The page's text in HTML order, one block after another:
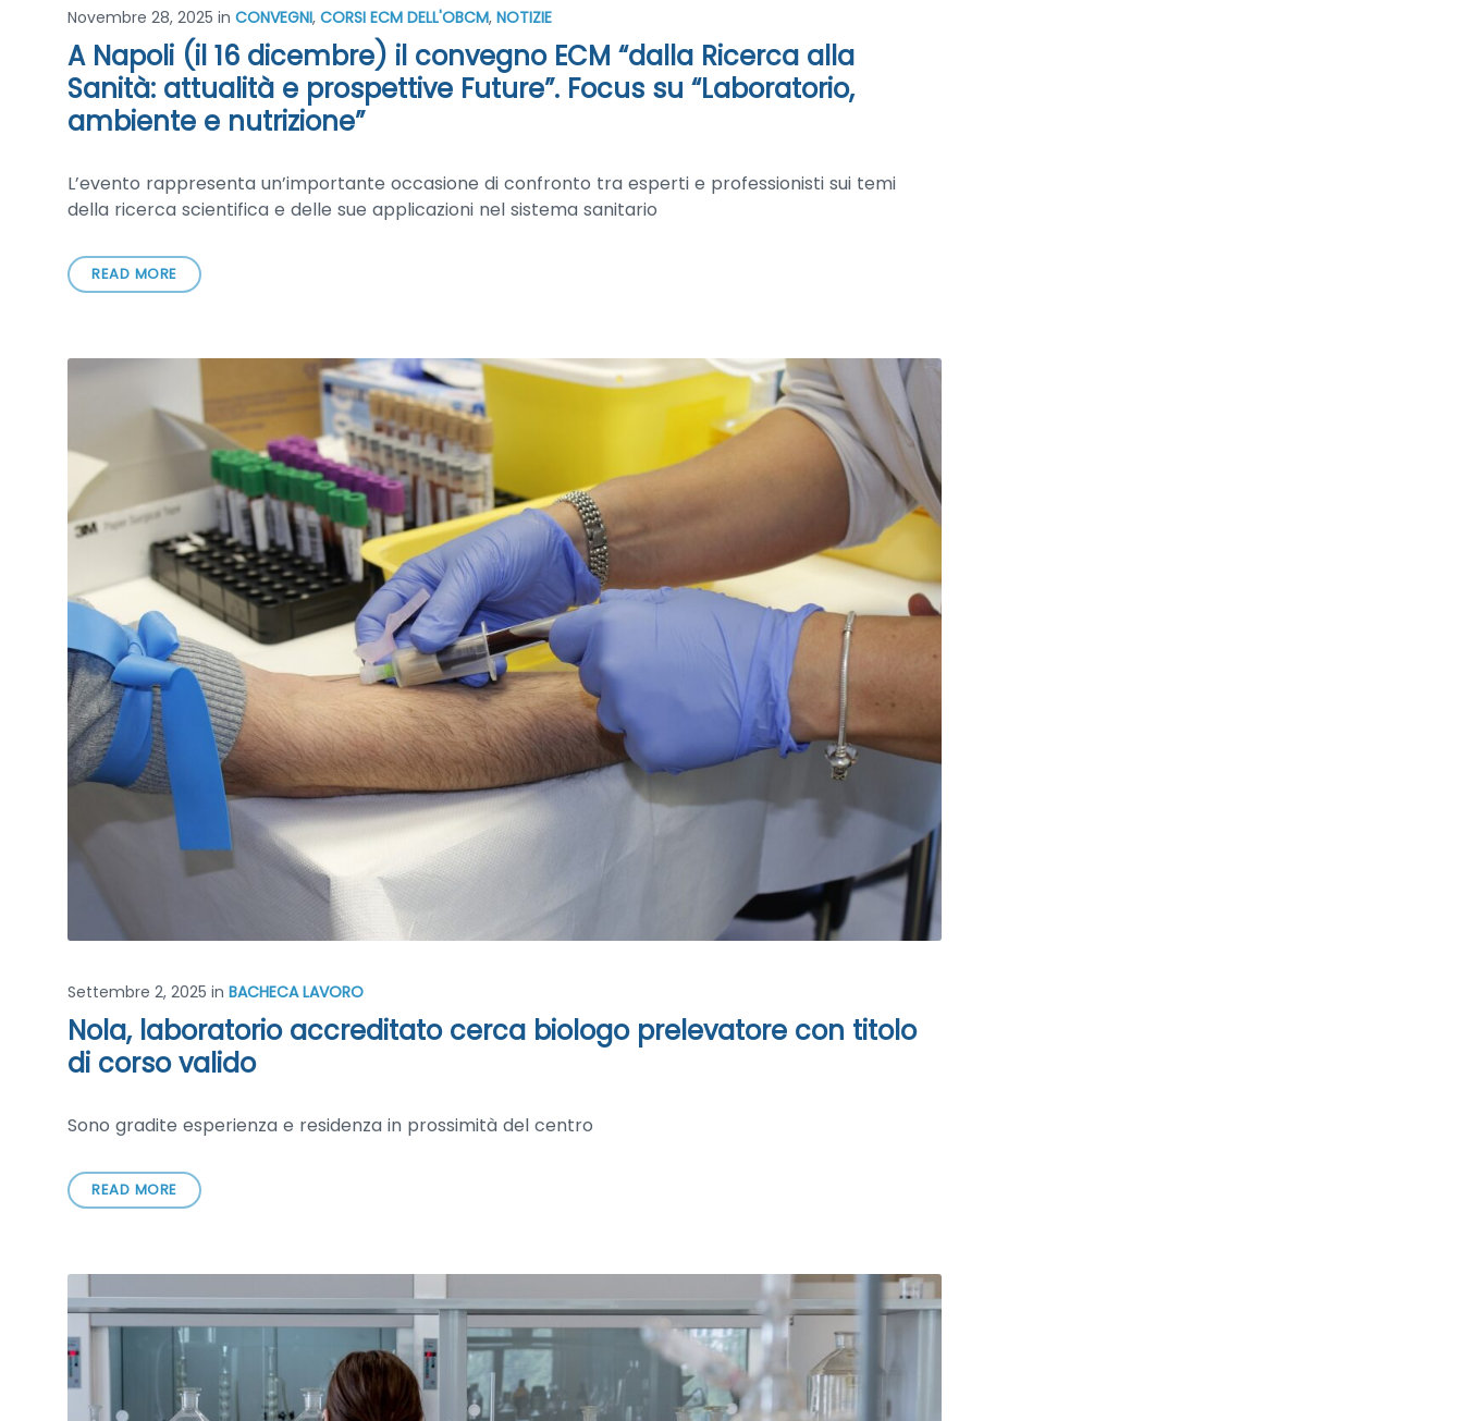
Novembre 28, 2025 in CONVEGNI, CORSI ECM DELL'OBCM, NOTIZIE
A Napoli (il 16 dicembre) il convegno ECM “dalla Ricerca alla
Sanità: attualità e prospettive Future”. Focus su “Laboratorio,
ambiente e nutrizione”
L’evento rappresenta un’importante occasione di confronto tra esperti e professionisti sui temi
della ricerca scientifica e delle sue applicazioni nel sistema sanitario
READ MORE
Settembre 2, 2025 in BACHECA LAVORO
Nola, laboratorio accreditato cerca biologo prelevatore con titolo
di corso valido
Sono gradite esperienza e residenza in prossimità del centro
READ MORE